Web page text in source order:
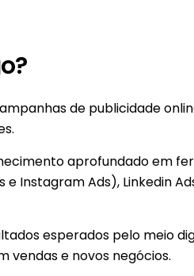
de publicidade
aprofundado em
e Instagram Ads), Linkedin
esperados pelo meio
vendas e novos negócios.